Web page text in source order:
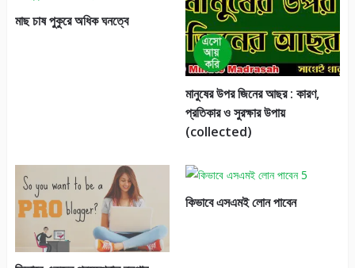
মাছ চাষ পুকুরে অধিক ঘনত্বে
মানুষের উপর জিনের আছর : কারণ,
প্রতিকার ও সুরক্ষার উপায়
(collected)
কিভাবে এসএমই লোন পাবেন